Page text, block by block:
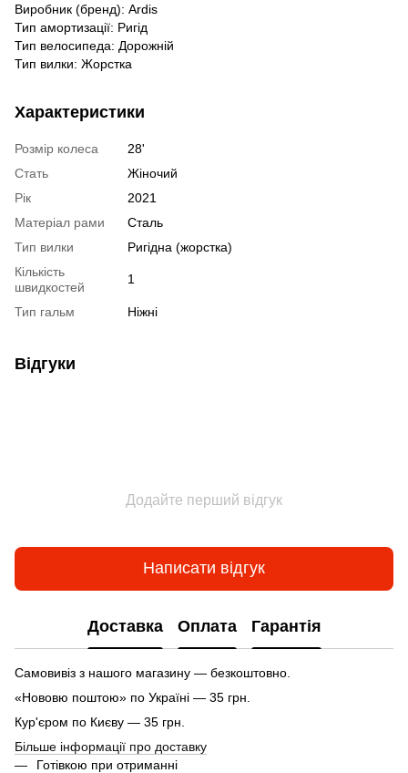
Виробник (бренд): Ardis
Тип амортизації: Ригід
Тип велосипеда: Дорожній
Тип вилки: Жорстка
Характеристики
Розмір колеса
28'
Стать
Жіночий
Рік
2021
Матеріал рами
Сталь
Тип вилки
Ригідна (жорстка)
Кількість
швидкостей
1
Тип гальм Ніжні
Відгуки
Додайте перший відгук
Написати відгук
Доставка Оплата Гарантія
Самовивіз з нашого магазину — безкоштовно.
«Нововю поштою» по Україні — 35 грн.
Кур'єром по Києву — 35 грн.
Більше інформації про доставку
Готівкою при отриманні